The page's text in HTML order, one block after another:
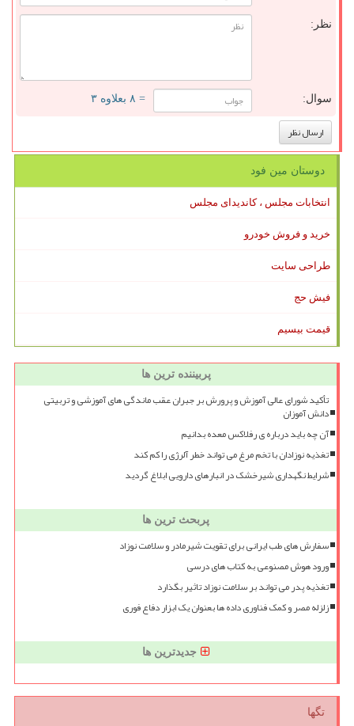
نظر:
سوال: = ۸ بعلاوه ۳
دوستان مین فود
انتخابات مجلس ، کاندیدای مجلس
خرید و فروش خودرو
طراحی سایت
فیش حج
قیمت بیسیم
پربیننده ترین ها
تأکید شورای عالی آموزش و پرورش بر جبران عقب ماندگی های آموزشی و تربیتی
دانش آموزان
آن چه باید درباره ی رفلاکس معده بدانیم
تغذیه نوزادان با تخم مرغ می تواند خطر آلرژی را کم کند
شرایط نگهداری شیرخشک در انبارهای دارویی ابلاغ گردید
پربحث ترین ها
سفارش های طب ایرانی برای تقویت شیرمادر و سلامت نوزاد
ورود هوش مصنوعی به کتاب های درسی
تغذیه پدر می تواند بر سلامت نوزاد تاثیر بگذارد
زلزله مصر و کمک فناوری داده ها بعنوان یک ابزار دفاع فوری
جدیدترین ها
تگها